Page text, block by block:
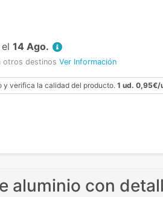
14 Ago.
otros destinos Ver Información
y verifica la calidad del producto. 1 ud. 0,95€/
aluminio con